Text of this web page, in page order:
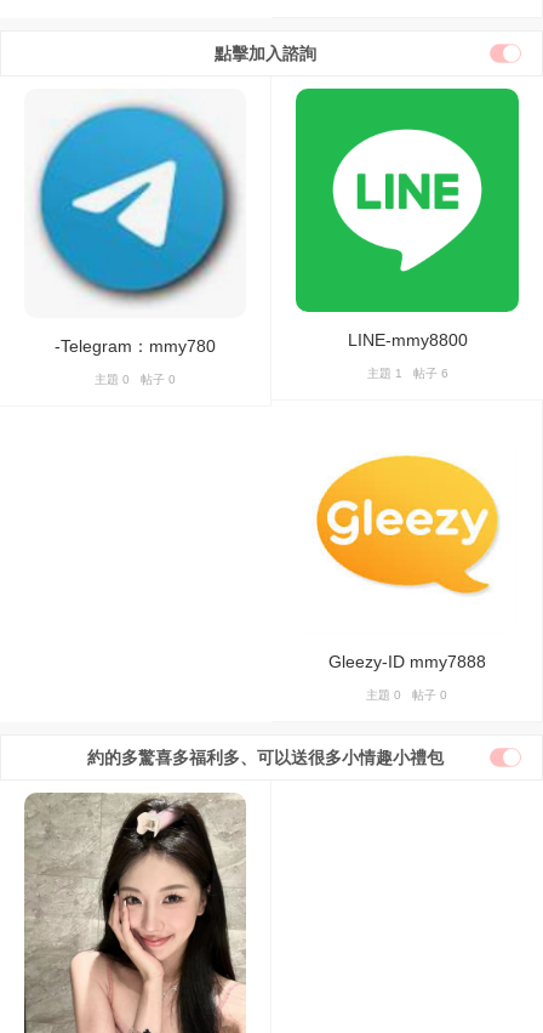
點擊加入諮詢
-Telegram：mmy780
主題 0 帖子 0
LINE-mmy8800
主題 1 帖子 6
Gleezy-ID mmy7888
主題 0 帖子 0
約的多驚喜多福利多、可以送很多小情趣小禮包